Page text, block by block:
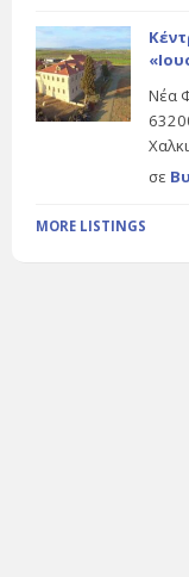
Νέα
σε
MORE LISTINGS